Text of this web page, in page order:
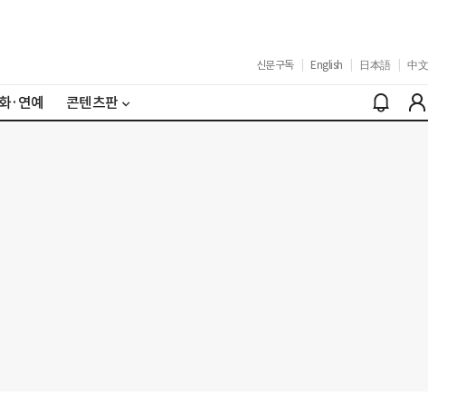
신문구독 English 日本語 中文
·연예 콘텐츠판